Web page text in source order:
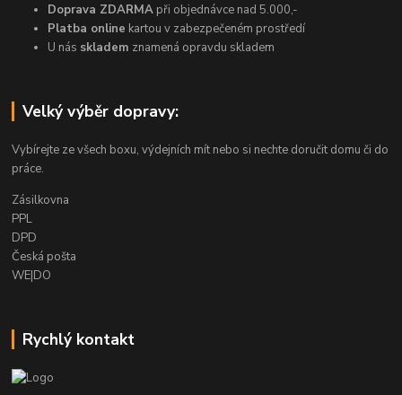
Doprava ZDARMA při objednávce nad 5.000,-
Platba online kartou v zabezpečeném prostředí
U nás skladem znamená opravdu skladem
Velký výběr dopravy:
Vybírejte ze všech boxu, výdejních mít nebo si nechte doručit domu či do
práce.
Zásilkovna
PPL
DPD
Česká pošta
WE|DO
Rychlý kontakt